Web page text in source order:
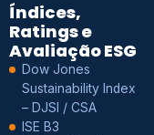
Índices,
Ratings e
Avaliação ESG
Dow Jones
Sustainability Index
– DJSI / CSA
ISE B3